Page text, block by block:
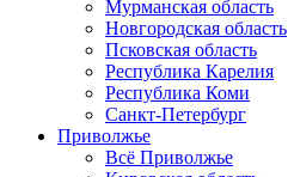
Мурманская область
Новгородская область
Псковская область
Республика Карелия
Республика Коми
Санкт-Петербург
Приволжье
Всё Приволжье